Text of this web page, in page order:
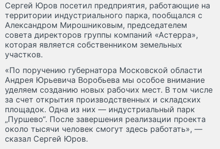
Сергей Юров посетил предприятия, работающие на
территории индустриального парка, пообщался с
Александром Мирошниковым, председателем
совета директоров группы компаний «Астерра»,
которая является собственником земельных
участков.
«По поручению губернатора Московской области
Андрея Юрьевича Воробьева мы особое внимание
уделяем созданию новых рабочих мест. В том числе
за счет открытия производственных и складских
площадок. Одна из них — индустриальный парк
„Пуршево“. После завершения реализации проекта
около тысячи человек смогут здесь работать», —
сказал Сергей Юров.